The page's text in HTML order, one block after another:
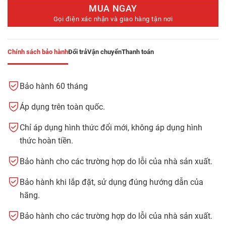
MUA NGAY
Gọi điện xác nhận và giao hàng tận nơi
Chính sách bảo hànhĐổi trảVận chuyểnThanh toán
Bảo hành 60 tháng
Áp dụng trên toàn quốc.
Chỉ áp dụng hình thức đổi mới, không áp dụng hình
thức hoàn tiền.
Bảo hành cho các trường hợp do lỗi của nhà sản xuất.
Bảo hành khi lắp đặt, sử dụng đúng hướng dẫn của
hãng.
Bảo hành cho các trường hợp do lỗi của nhà sản xuất.